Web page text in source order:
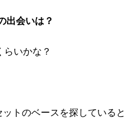
出会いは？
いかな？
トのベースを探していると